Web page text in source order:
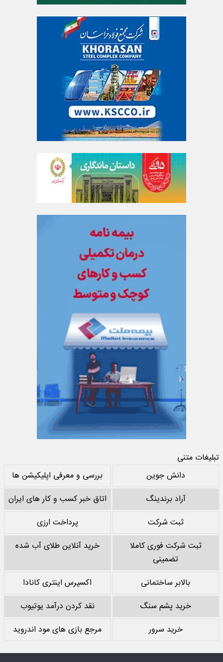
تبلیغات متنی
دانش جوین
بررسی و معرفی اپلیکیشن ها
آراد برندینگ
اتاق خبر کسب و کار های ایران
ثبت شرکت
پرداخت ارزی
ثبت شرکت فوری کاملا
تضمینی
خرید آنلاین طلای آب شده
بالابر ساختمانی
اکسپرس اینتری کانادا
خرید پشم سنگ
نقد کردن درآمد یوتیوب
خرید سرور
مرجع بازی های مود اندروید